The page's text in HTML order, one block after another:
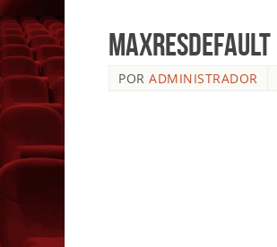
maxresdefault
POR ADMINISTRADOR